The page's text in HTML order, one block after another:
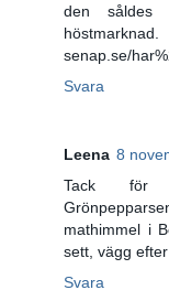
den såldes
senap.se/
Svara
Leena 8
Tack för
mathimmel i
sett, vägg
Svara